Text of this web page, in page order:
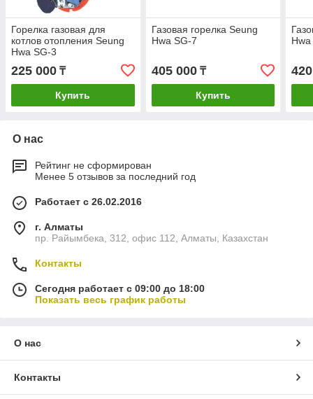
Горелка газовая для
котлов отопления Seung
Hwa SG-3
225 000 ₸
Купить
Газовая горелка Seung
Hwa SG-7
405 000₸
Купить
О нас
Рейтинг не сформирован
Менее 5 отзывов за последний год
Работает с 26.02.2016
г. Алматы
пр. Райымбека, 312, офис 112, Алматы, Казахстан
Контакты
Сегодня работает с 09:00 до 18:00
Показать весь график работы
О нас
Контакты